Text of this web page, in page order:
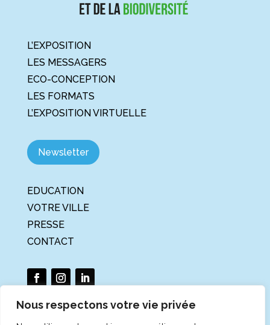
Nous respectons votre vie privée
L’EXPOSITION
LES MESSAGERS
ECO-CONCEPTION
LES FORMATS
L’EXPOSITION VIRTUELLE
Newsletter
EDUCATION
VOTRE VILLE
PRESSE
CONTACT